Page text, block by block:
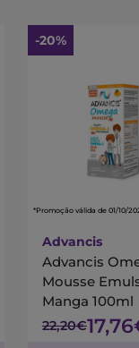
-20%
*Promoção válida de 01/10/
Advancis
Advancis
Mousse
Manga 100ml
22,20€